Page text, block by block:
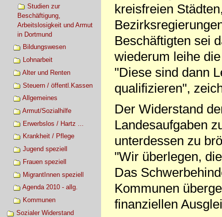
Studien zur
Beschäftigung,
Arbeitslosigkeit und Armut
in Dortmund
Bildungswesen
Lohnarbeit
Alter und Renten
Steuern / öffentl.Kassen
Allgemeines
Armut/Sozialhilfe
Erwerbslos / Hartz ...
Krankheit / Pflege
Jugend speziell
Frauen speziell
MigrantInnen speziell
Agenda 2010 - allg.
Kommunen
Sozialer Widerstand
kreisfreien
Beschäftigten sei
wiederum leihe
"Diese sind dann
qualifizieren",
Der Widerstand
Landesaufgaben
unterdessen zu
"Wir überlegen,
Das
Kommunen
finanziellen